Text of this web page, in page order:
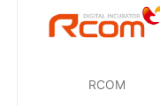
RCOM